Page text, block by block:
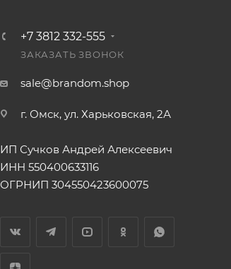
+7 3812 332-555
ЗАКАЗАТЬ ЗВОНОК
sale@brandom.shop
г. Омск, ул. Харьковская, 2А
ИП Сучков Андрей Алексеевич
ИНН 550400633116
ОГРНИП 304550423600075